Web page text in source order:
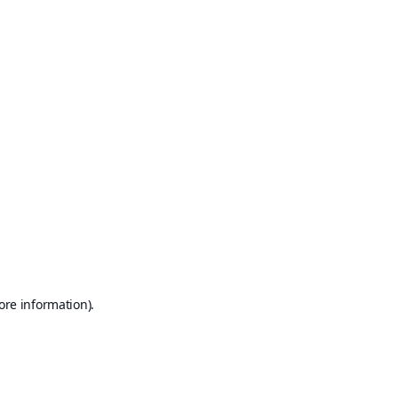
information).